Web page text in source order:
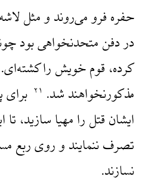
حفره فرو می‌روند و مثل
در دفن متحدنخواهی بود
کرده، قوم خویش را
مذکورنخواهند شد. ۲۱
ایشان قتل را مهیا سازید،
تصرف ننمایند و روی ربع
نسازند.